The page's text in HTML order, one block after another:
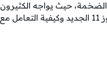
حيث يواجه
هذا التحديث ويندوز 11 الجديد